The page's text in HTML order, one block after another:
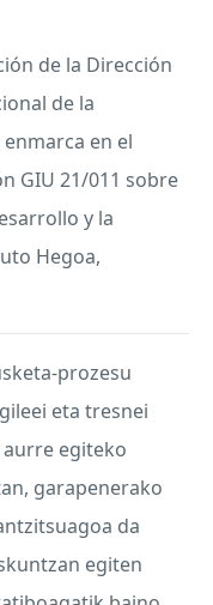
de la Dirección
de la
en el
GIU 21/011 sobre
y la
Hegoa,
prozesu
eta tresnei
egiteko
garapenerako
da
egiten